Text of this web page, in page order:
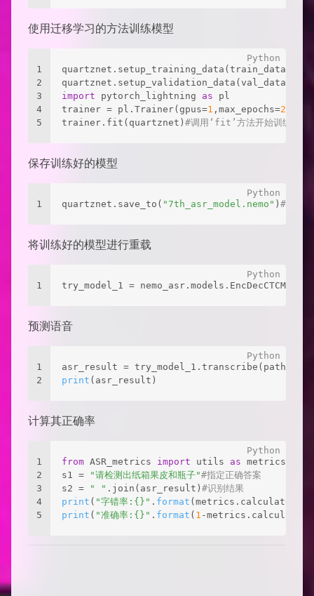
使用迁移学习的方法训练模型
1
2
3
4
5
import pytorch_lightning as pl
trainer = pl.Trainer(gpus=1 ,max_epochs=200
trainer.fit(quartznet) #调用‘fit’方法开始训练
保存训练好的模型
1 quartznet.save_to( "7th_asr_model.nemo" ) # 将训
将训练好的模型进行重载
1 try_model_1 =
预测语音
1
2
asr_result =
print (asr_result)
计算其正确率
1
2
3
4
5
from ASR_metrics import utils as metrics
s1 =
"请检测出纸箱果皮和瓶子"#指定正确答案
s2 =
" " .join(asr_result) #识别结果
print ( "字错率:{}" . format
print ( "准确率:{}" . format ( 1 -